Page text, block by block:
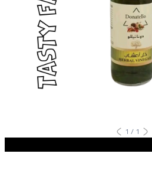
1
/
1